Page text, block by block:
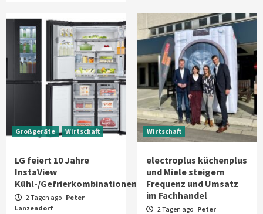
Großgeräte Wirtschaft
LG feiert 10 Jahre
InstaView
Kühl-/Gefrierkombinationen
2 Tagen ago Peter
Lanzendorf
Wirtschaft
electroplus küchenplus
und Miele steigern
Frequenz und Umsatz
im Fachhandel
2 Tagen ago Peter